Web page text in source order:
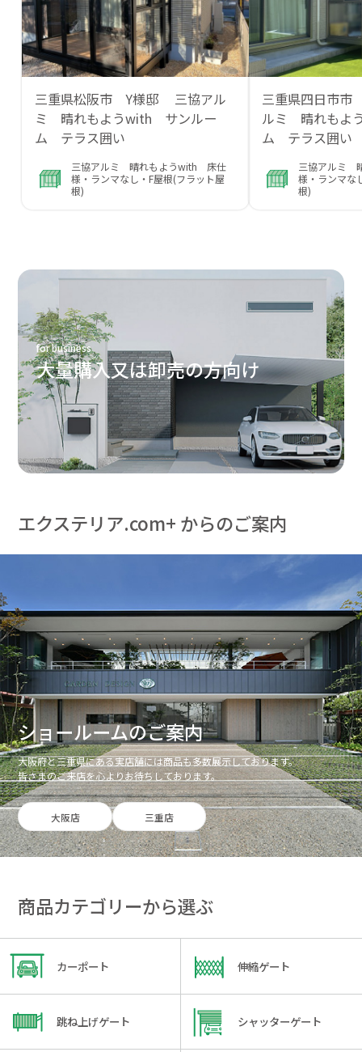
三重県松阪市 Y様邸 三協アル
ミ 晴れもようwith サンルー
ム テラス囲い
三協アルミ 晴れもようwith 床仕
様・ランマなし・F屋根(フラット屋
根)
三重県四日市
ルミ 晴れもよ
ム テラス囲い
三協アルミ
様・ランマな
根)
for business
大量購入又は卸売の方向け
エクステリア.com+ からのご案内
ショールームのご案内
大阪府と三重県にある実店舗には商品も多数展示しております。
皆さまのご来店を心よりお待ちしております。
大阪店 三重店
商品カテゴリーから選ぶ
カーポート 伸縮ゲート
跳ね上げゲート シャッターゲート